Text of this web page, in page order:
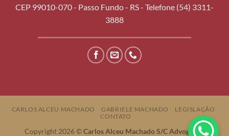
CEP 99010-070 - Passo Fundo - RS - Telefone (54) 3311-
3888
CARLOS ALCEU MACHADO GABRIELE MACHADO
LEGISLAÇÃO
CONTATO
Copyright 2026 ©Carlos Alceu Machado S/C Advogados